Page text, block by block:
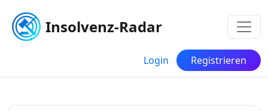
Insolvenz-Radar
Login Registrieren